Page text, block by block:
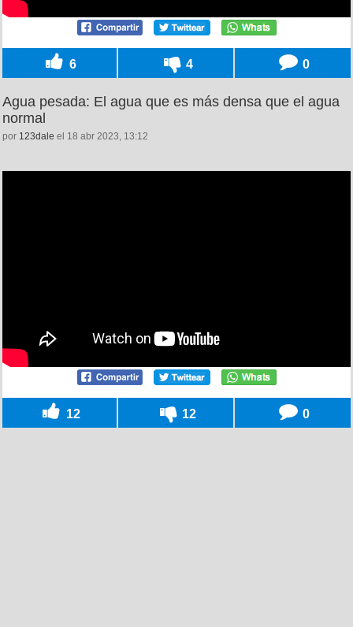
6 4 0
Agua pesada: El agua que es más densa que el agua
normal
por 123dale el 18 abr 2023, 13:12
12 12 0